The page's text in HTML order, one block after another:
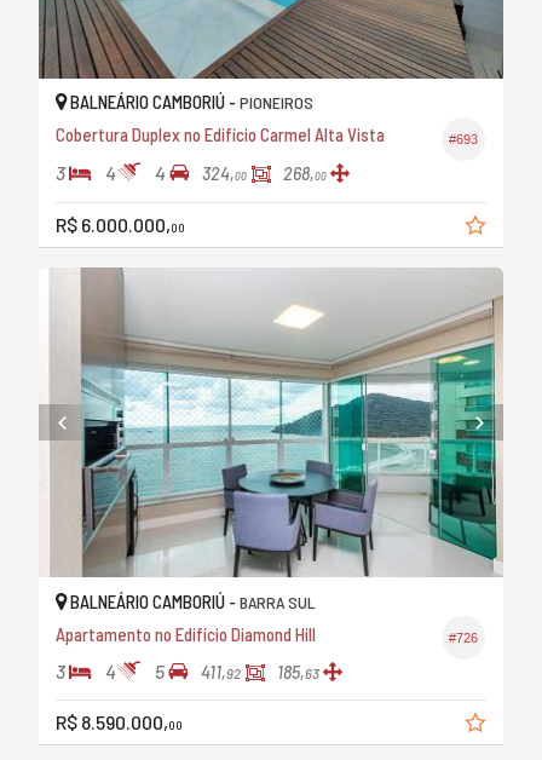
#693
BALNEÁRIO CAMBORIÚ - PIONEIROS
Cobertura Duplex no Edifício Carmel Alta Vista
3 4 4 324,00 268,00
R$ 6.000.000,00
#726
BALNEÁRIO CAMBORIÚ - BARRA SUL
Apartamento no Edifício Diamond Hill
3 4 5 411,92 185,63
R$ 8.590.000,00